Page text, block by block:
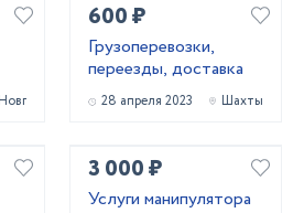
600 ₽
Грузоперевозки,
переезды, доставка
28 апреля 2023 Шахты
3 000 ₽
Услуги манипулятора